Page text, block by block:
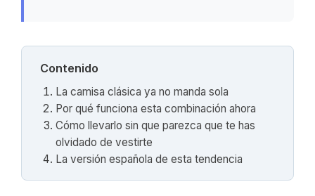
Contenido
La camisa clásica ya no manda sola
Por qué funciona esta combinación ahora
Cómo llevarlo sin que parezca que te has
olvidado de vestirte
La versión española de esta tendencia